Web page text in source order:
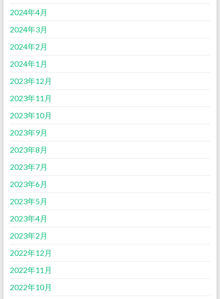
2024年4月
2024年3月
2024年2月
2024年1月
2023年12月
2023年11月
2023年10月
2023年9月
2023年8月
2023年7月
2023年6月
2023年5月
2023年4月
2023年2月
2022年12月
2022年11月
2022年10月